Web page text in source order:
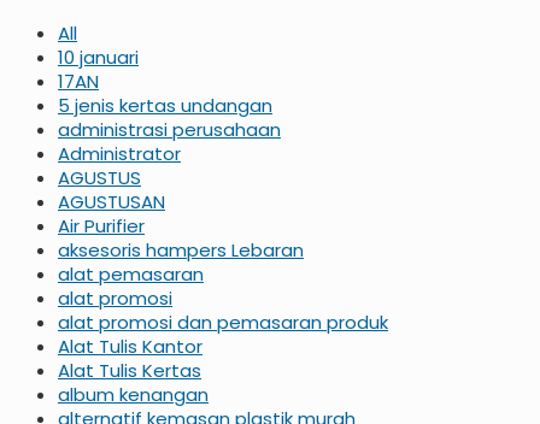
All
10 januari
17AN
5 jenis kertas undangan
administrasi perusahaan
Administrator
AGUSTUS
AGUSTUSAN
Air Purifier
aksesoris hampers Lebaran
alat pemasaran
alat promosi
alat promosi dan pemasaran produk
Alat Tulis Kantor
Alat Tulis Kertas
album kenangan
alternatif kemasan plastik murah